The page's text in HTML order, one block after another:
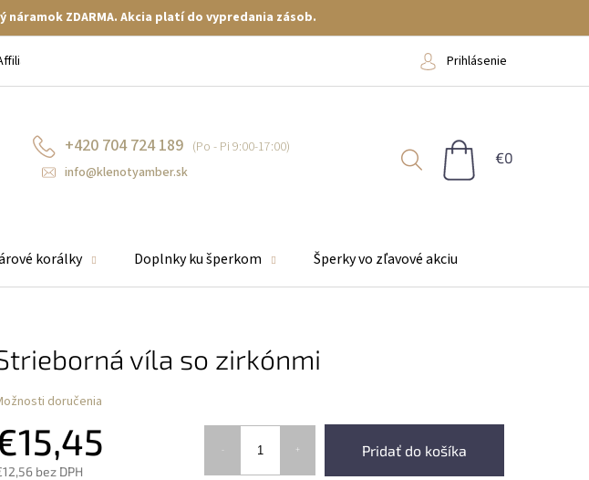
ZDARMA. Akcia platí do vypredania zásob.
Prihlásenie
+420 704 724 189
info@klenotyamber.sk
NÁKUPNÝ
korálky Doplnky ku šperkom Šperky vo zľavové akciu
víla so zirkónmi
bez DPH
Pridať do košíka
doručenia